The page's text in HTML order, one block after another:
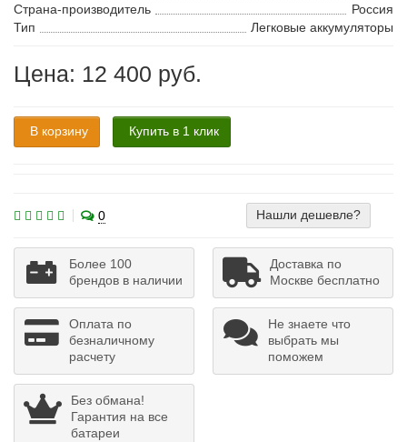
Страна-производитель
Россия
Тип
Легковые аккумуляторы
Цена: 12 400 руб.
В корзину Купить в 1 клик
0 Нашли дешевле?
Более 100
брендов в наличии
Доставка по
Москве бесплатно
Оплата по
безналичному
расчету
Не знаете что
выбрать мы
поможем
Без обмана!
Гарантия на все
батареи